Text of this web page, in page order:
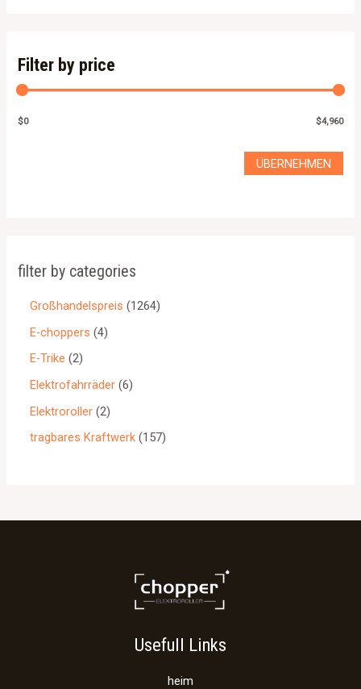
Filter by price
$0 $4,960
ÜBERNEHMEN
filter by categories
Großhandelspreis
1264
E-choppers 4
E-Trike 2
Elektrofahrräder 6
Elektroroller 2
tragbares Kraftwerk 157
Usefull Links
heim